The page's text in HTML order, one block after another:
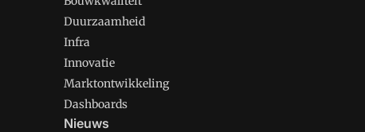
Duurzaamheid
Infra
Innovatie
Marktontwikkeling
Dashboards
Nieuws